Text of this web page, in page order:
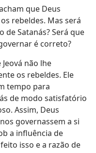
que Deus
rebeldes. Mas será
de Satanás? Será que
é correto?
não lhe
os rebeldes. Ele
tempo para
de modo satisfatório
Assim, Deus
governassem a si
a influência de
isso e a razão de